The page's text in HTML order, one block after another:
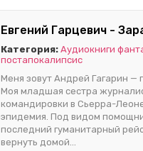
Евгений Гарцевич -
Категория: Аудиокниги
постапокалипсис
Меня зовут Андрей Гагарин —
Моя младшая сестра
командировки в Сьерра-
эпидемия. Под видом
последний гуманитарный
вернуть домой...